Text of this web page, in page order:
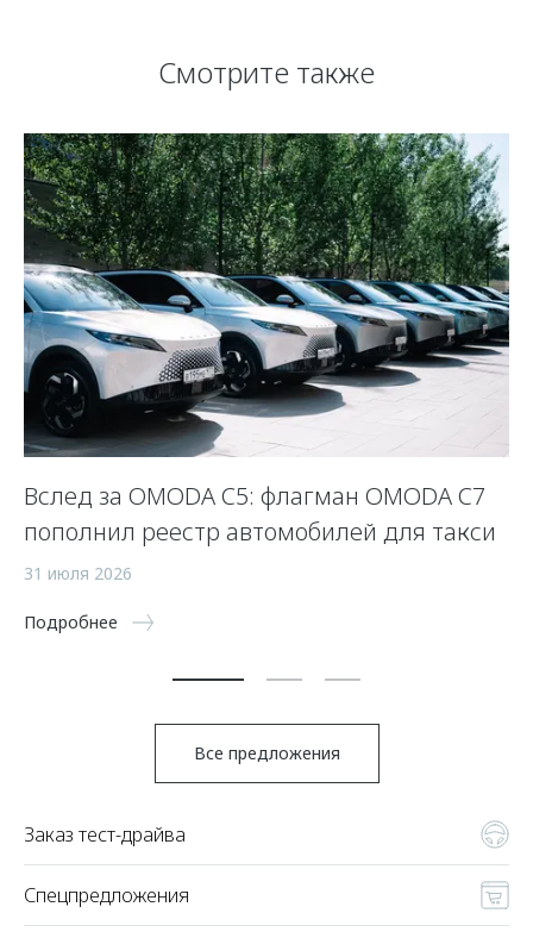
Смотрите также
Вслед за OMODA C5: флагман OMODA C7
пополнил реестр автомобилей для такси
31 июля 2026
Подробнее
Все предложения
Заказ тест-драйва
Спецпредложения